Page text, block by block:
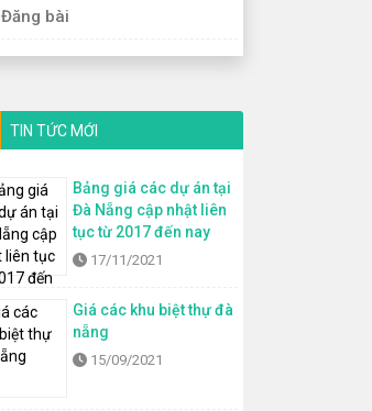
Đăng bài
TIN TỨC MỚI
Bảng giá các dự án tại
Đà Nẵng cập nhật liên
tục từ 2017 đến nay
17/11/2021
Giá các khu biệt thự đà
nẵng
15/09/2021